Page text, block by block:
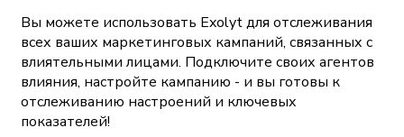
Вы можете использовать Exolyt для отслеживания
всех ваших маркетинговых кампаний, связанных с
влиятельными лицами. Подключите своих агентов
влияния, настройте кампанию - и вы готовы к
отслеживанию настроений и ключевых
показателей!